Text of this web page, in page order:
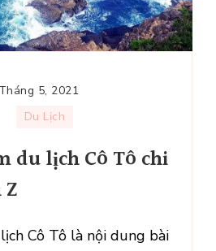
5, 2021
Du Lịch
du lịch Cô Tô chi
Cô Tô là nội dung bài